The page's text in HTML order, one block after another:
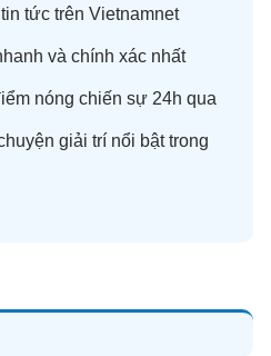
tin tức trên Vietnamnet
và chính xác nhất
nóng chiến sự 24h qua
giải trí nổi bật trong